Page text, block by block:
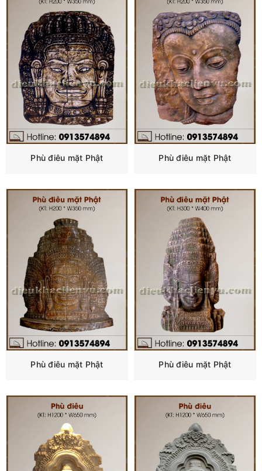
Phù điêu mặt Phật Phù điêu mặt Phật
Phù điêu mặt Phật Phù điêu mặt Phật